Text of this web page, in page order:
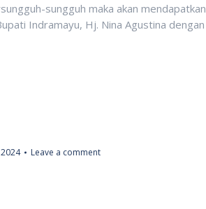
sungguh maka akan mendapatkan
Indramayu, Hj. Nina Agustina dengan
Leave a comment